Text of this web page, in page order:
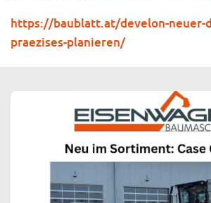
https://baublatt.at/develon-neuer-
praezises-planieren/